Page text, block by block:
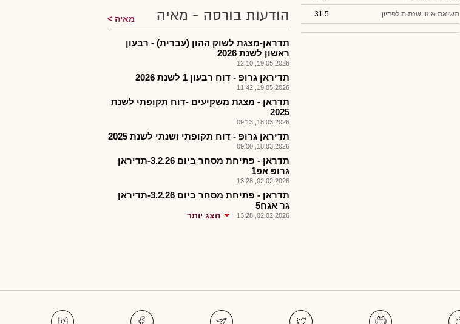
תשואת איזון שנתית לפדיון 31.5 הודעות בורסה - מאיה מאיה
תדראן-מצגת לשוק ההון (עברית) - רבעון
ראשון לשנת 2026
19.05.2026, 12:10
תדיראן גרופ - דוח רבעון 1 לשנת 2026
19.05.2026, 11:42
תדראן - מצגת משקיעים -דוח תקופתי לשנת
2025
18.03.2026, 09:13
תדיראן גרופ - דוח תקופתי ושנתי לשנת 2025
18.03.2026, 09:00
תדראן - פתיחת מסחר ביום 3.2.26-תדיראן
גרופ אפ1
02.02.2026, 13:28
תדראן - פתיחת מסחר ביום 3.2.26-תדיראן
גר אגח5
02.02.2026, 13:28 הצג יותר